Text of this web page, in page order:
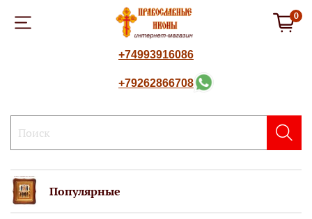
0
+74993916086
+79262866708
Популярные